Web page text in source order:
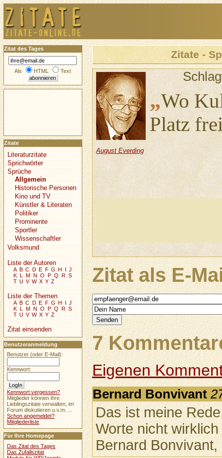
Zitate -
„Wo
Platz
August Everding
Zitat als E-
7
Eigenen
Bernard Bonvivant
Das ist meine
Worte nicht
Bernard
Zitat des Tages
Als HTML Text
Zitate
Literaturzitate
Sprichwörter
Sprüche
Allgemein
Historische Personen
Kino und TV
Künstler & Literaten
Politiker
Prominente
Sportler
Wissenschaftler
Volksmund
Liste der Autoren
A B C D E F G H I J
K L M N O P Q R S
T U V W X Y Z
Liste der Themen
A B C D E F G H I J
K L M N O P Q R S
T U V W X Y Z
Zitat einsenden
Benutzeranmeldung
Benutzer (oder E-Mail):
Kennwort:
Kennwort vergessen?
Mitglieder können ihre
Lieblingszitate verwalten, im
Forum diskutieren u.v.m. ...
Schon angemeldet?
Mitgliederliste
Für Ihre Homepage
Das Zitat des Tages
Das Zufallszitat